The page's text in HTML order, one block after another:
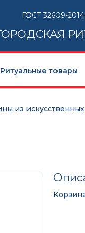
ГОСТ 32609-2014
Ритуальные товары
из